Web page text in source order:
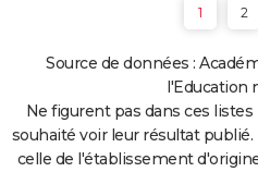
1 2
Source de données :
l'Education
Ne figurent pas dans ces
souhaité voir leur résultat
celle de l'établissement